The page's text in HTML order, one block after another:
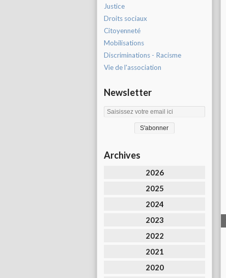
Justice
Droits sociaux
Citoyenneté
Mobilisations
Discriminations - Racisme
Vie de l'association
Newsletter
Archives
2026
2025
2024
2023
2022
2021
2020